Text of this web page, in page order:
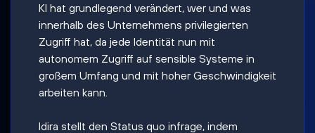
KI hat grundlegend verändert, wer und was
innerhalb des Unternehmens privilegierten
Zugriff hat, da jede Identität nun mit
autonomem Zugriff auf sensible Systeme in
großem Umfang und mit hoher Geschwindigkeit
arbeiten kann.
Idira stellt den Status quo infrage, indem